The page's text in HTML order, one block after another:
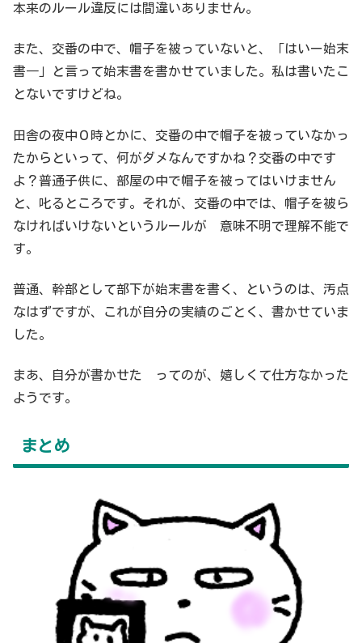
本来のルール違反には間違いありません。
また、交番の中で、帽子を被っていないと、「はいー始末
書―」と言って始末書を書かせていました。私は書いたこ
とないですけどね。
田舎の夜中０時とかに、交番の中で帽子を被っていなかっ
たからといって、何がダメなんですかね？交番の中です
よ？普通子供に、部屋の中で帽子を被ってはいけません
と、叱るところです。それが、交番の中では、帽子を被ら
なければいけないというルールが 意味不明で理解不能で
す。
普通、幹部として部下が始末書を書く、というのは、汚点
なはずですが、これが自分の実績のごとく、書かせていま
した。
まあ、自分が書かせた ってのが、嬉しくて仕方なかった
ようです。
まとめ